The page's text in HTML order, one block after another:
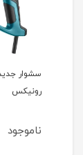
رونیکس
ناموجود